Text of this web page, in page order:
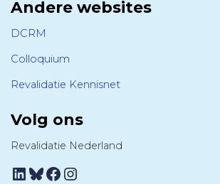
Andere websites
DCRM
Colloquium
Revalidatie Kennisnet
Volg ons
Revalidatie Nederland
LinkedIn
Bluesky
Facebook
Instagram